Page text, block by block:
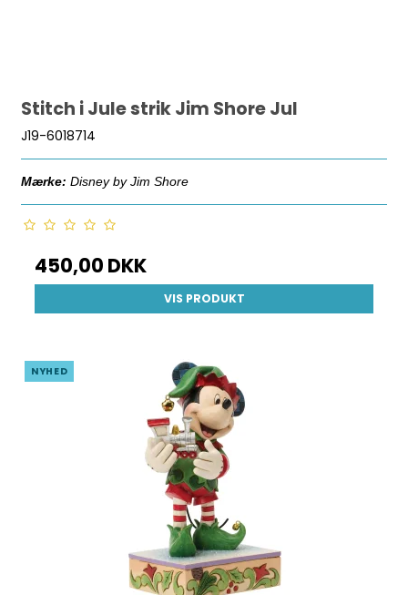
Stitch i Jule strik Jim Shore Jul
J19-6018714
Mærke: Disney by Jim Shore
450,00 DKK
VIS PRODUKT
NYHED